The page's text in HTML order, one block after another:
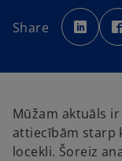
Share
o
p
e
n
w
t
b
Mūžam aktuāls
attiecībām starp
locekli. Šoreiz